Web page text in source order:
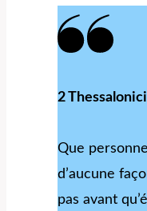
2
Que
d’aucune
pas avant